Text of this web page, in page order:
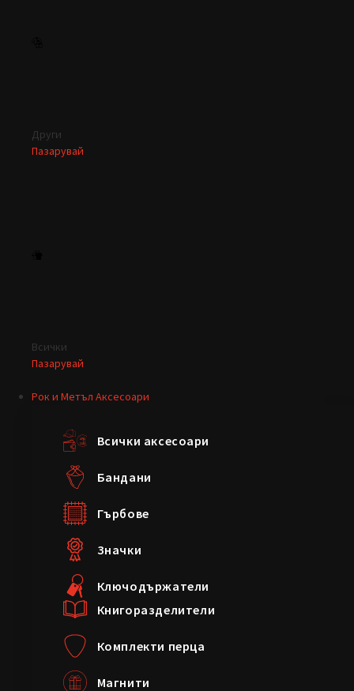
Други
Пазарувай
Всички
Пазарувай
Рок и Метъл Аксесоари
Всички аксесоари
Бандани
Гърбове
Значки
Ключодържатели
Книгоразделители
Комплекти перца
Магнити